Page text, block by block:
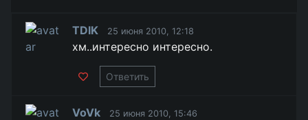
TDIK 25 июня 2010, 12:18
хм..интересно интересно.
Ответить
VoVk 25 июня 2010, 15:46